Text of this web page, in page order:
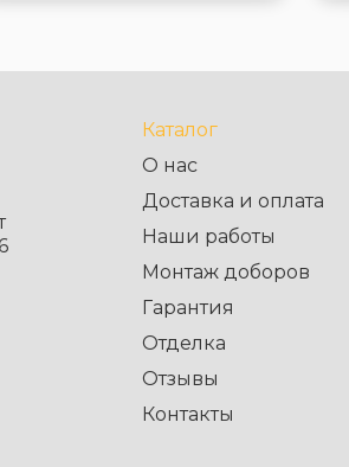
Каталог
О нас
Доставка и оплата
Наши работы
Монтаж доборов
Гарантия
Отделка
Отзывы
Контакты